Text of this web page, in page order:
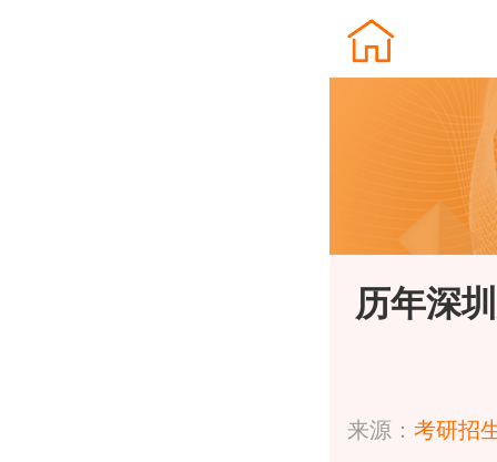
历年深
来源： 考研招